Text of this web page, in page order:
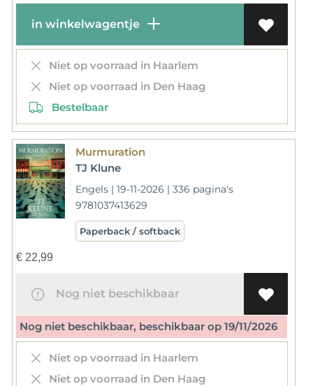
in winkelwagentje
Niet op voorraad in Haarlem
Niet op voorraad in Den Haag
Bestelbaar
Murmuration
TJ Klune
Engels | 19-11-2026 | 336 pagina's
9781037413629
Paperback / softback
€22,99
Nog niet beschikbaar
Nog niet beschikbaar, beschikbaar op 19/11/2026
Niet op voorraad in Haarlem
Niet op voorraad in Den Haag